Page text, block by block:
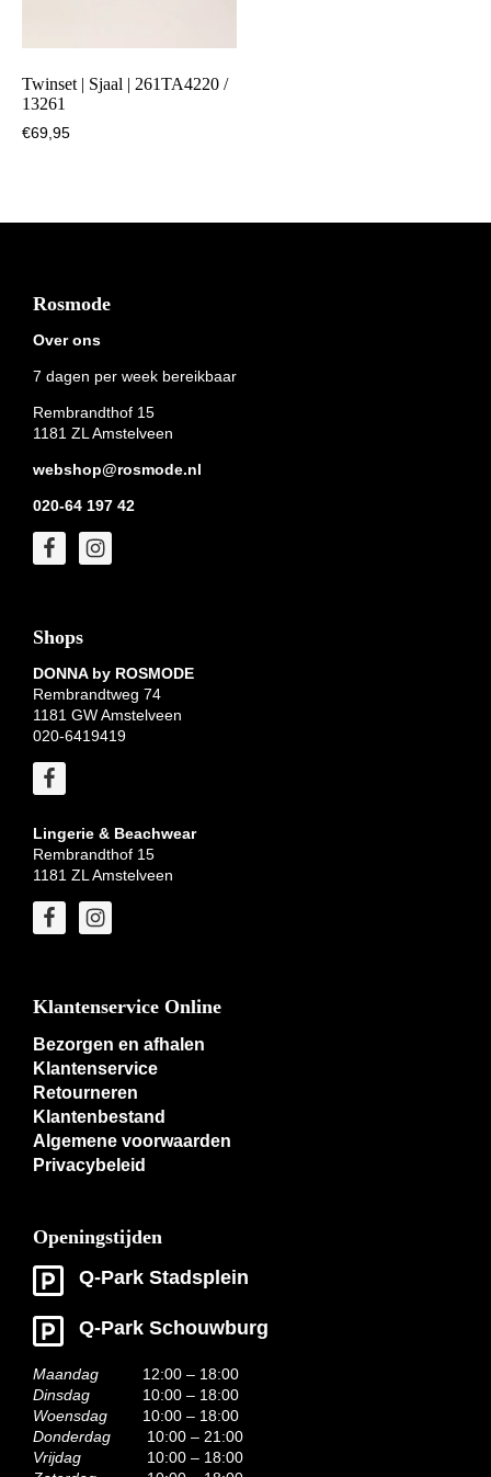
Twinset | Sjaal | 261TA4220 /
13261
€69,95
Footer
Rosmode
Over ons
7 dagen per week bereikbaar
Rembrandthof 15
1181 ZL Amstelveen
webshop@rosmode.nl
020-64 197 42
Shops
DONNA by ROSMODE
Rembrandtweg 74
1181 GW Amstelveen
020-6419419
Lingerie & Beachwear
Rembrandthof 15
1181 ZL Amstelveen
Klantenservice Online
Bezorgen en afhalen
Klantenservice
Retourneren
Klantenbestand
Algemene voorwaarden
Privacybeleid
Openingstijden
Q-Park Stadsplein
Q-Park Schouwburg
Maandag
12:00 – 18:00
Dinsdag
10:00 – 18:00
Woensdag
10:00 – 18:00
Donderdag
10:00 – 21:00
Vrijdag
10:00 – 18:00